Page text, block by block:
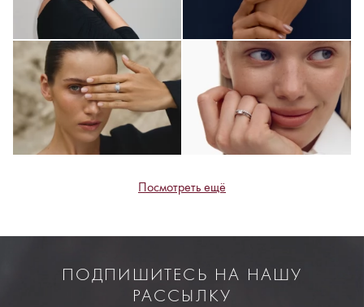
Посмотреть ещё
ПОДПИШИТЕСЬ НА НАШУ
РАССЫЛКУ